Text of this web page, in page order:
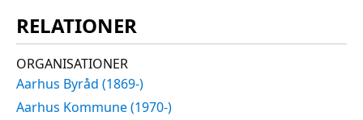
RELATIONER
ORGANISATIONER
Aarhus Byråd (1869-)
Aarhus Kommune (1970-)